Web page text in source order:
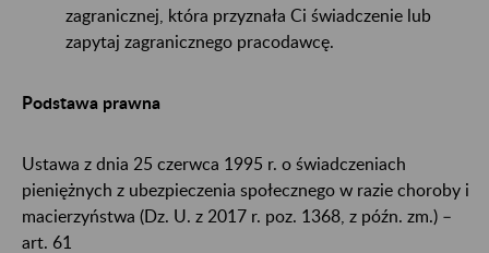
zagranicznej, która przyznała Ci świadczenie lub
zapytaj zagranicznego pracodawcę.
Podstawa prawna
Ustawa z dnia 25 czerwca 1995 r. o świadczeniach
pieniężnych z ubezpieczenia społecznego w razie choroby i
macierzyństwa (Dz. U. z 2017 r. poz. 1368, z późn. zm.) –
art. 61